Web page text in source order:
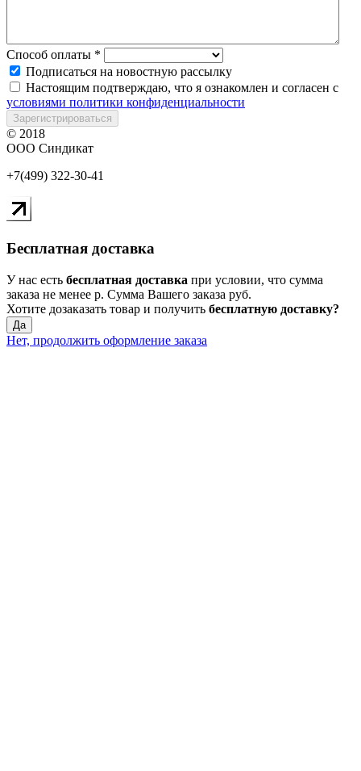
Способ оплаты *
Подписаться на новостную рассылку
Настоящим подтверждаю, что я ознакомлен и согласен с
условиями политики конфиденциальности
Зарегистрироваться
© 2018
ООО Синдикат
+7(499) 322-30-41
Бесплатная доставка
У нас есть бесплатная доставка при условии, что сумма
заказа не менее р. Сумма Вашего заказа руб.
Хотите дозаказать товар и получить бесплатную доставку?
Да
Нет, продолжить оформление заказа